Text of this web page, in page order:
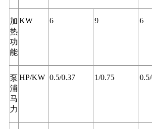
加
热
功
能
KW 6 9 6
泵
浦
马
力
HP/KW 0.5/0.37 1/0.75